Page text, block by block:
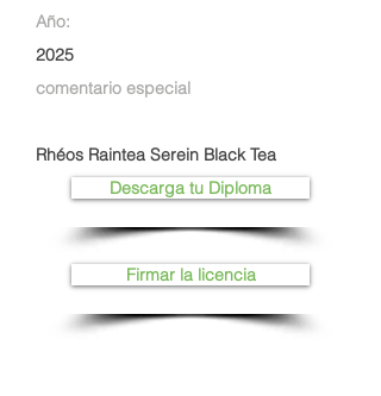
Año:
2025
comentario especial
Rhéos Raintea Serein Black Tea
Descarga tu Diploma
Firmar la licencia